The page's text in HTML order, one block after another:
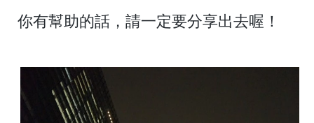
你有幫助的話，請一定要分享出去喔！